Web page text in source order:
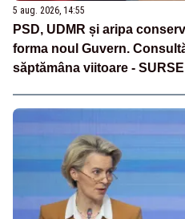
5 aug. 2026, 14:55
PSD, UDMR și aripa
forma noul Guvern.
săptămâna viitoare - SURSE